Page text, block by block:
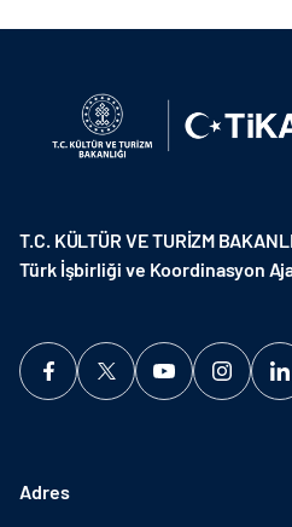
T.C. KÜLTÜR VE TURİZM
Türk İşbirliği ve Koordinasyon
Adres